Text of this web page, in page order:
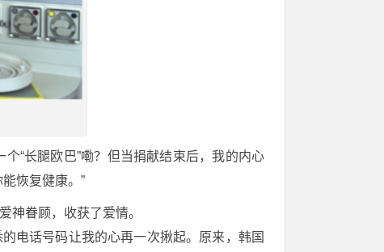
“长腿欧巴”嘞？但当捐献结束后，我的内心
恢复健康。”
神眷顾，收获了爱情。
电话号码让我的心再一次揪起。原来，韩国